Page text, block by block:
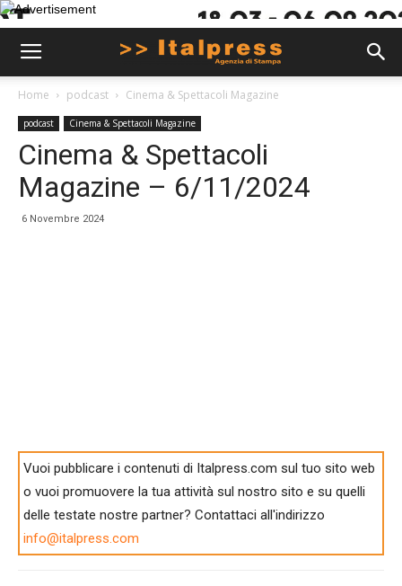
Home podcast Cinema & Spettacoli Magazine
podcast Cinema & Spettacoli Magazine
Cinema & Spettacoli
Magazine – 6/11/2024
6 Novembre 2024
Vuoi pubblicare i contenuti di Italpress.com sul tuo sito web
o vuoi promuovere la tua attività sul nostro sito e su quelli
delle testate nostre partner? Contattaci all'indirizzo
info@italpress.com